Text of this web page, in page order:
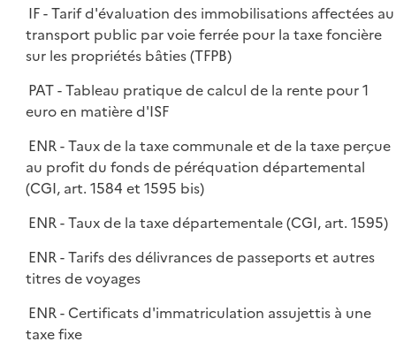
IF - Tarif d'évaluation des immobilisations affectées au
transport public par voie ferrée pour la taxe foncière
sur les propriétés bâties (TFPB)
PAT - Tableau pratique de calcul de la rente pour 1
euro en matière d'ISF
ENR - Taux de la taxe communale et de la taxe perçue
au profit du fonds de péréquation départemental
(CGI, art. 1584 et 1595 bis)
ENR - Taux de la taxe départementale (CGI, art. 1595)
ENR - Tarifs des délivrances de passeports et autres
titres de voyages
ENR - Certificats d'immatriculation assujettis à une
taxe fixe